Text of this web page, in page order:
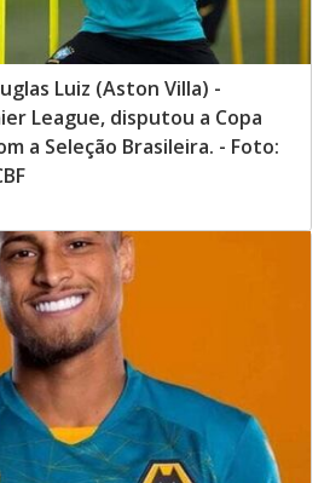
Luiz (Aston Villa) -
League, disputou a Copa
a Seleção Brasileira. - Foto: